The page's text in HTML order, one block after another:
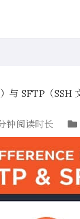
与 SFTP（SSH
钟阅读时长